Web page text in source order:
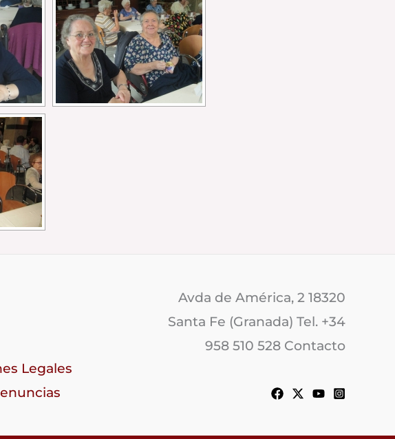
Legales
Avda de América, 2 18320
Santa Fe (Granada) Tel. +34
958 510 528 Contacto